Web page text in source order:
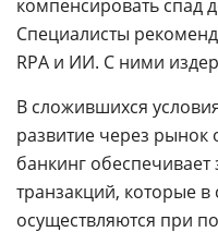
компенсировать спад
Специалисты
RPA и ИИ. С ними
В сложившихся
развитие через рынок
банкинг
транзакций, которые
осуществляются при